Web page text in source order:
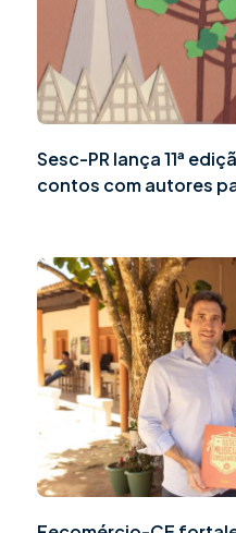
Sesc-PR lança 11ª
contos com autores